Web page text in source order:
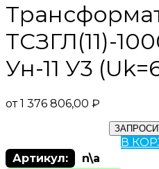
ТСЗГЛ(11)-
Ун-11 У3
от1 376 806,00 ₽
В
Артикул:
n\a